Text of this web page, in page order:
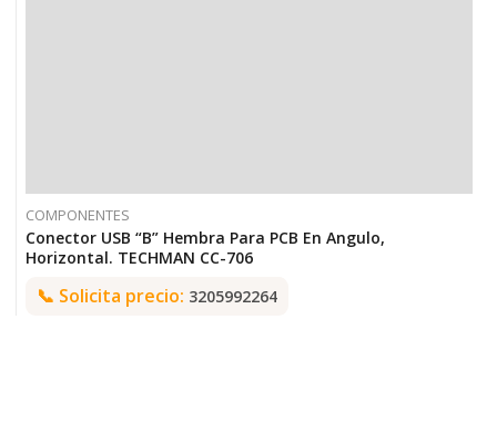
COMPONENTES
Conector USB “B” Hembra Para PCB En Angulo,
Horizontal. TECHMAN CC-706
📞 Solicita precio: 3205992264